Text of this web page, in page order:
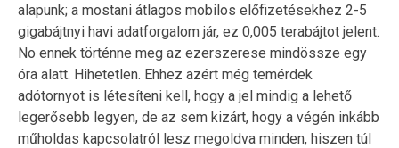
alapunk; a mostani átlagos mobilos előfizetésekhez 2-5
gigabájtnyi havi adatforgalom jár, ez 0,005 terabájtot jelent.
No ennek történne meg az ezerszerese mindössze egy
óra alatt. Hihetetlen. Ehhez azért még temérdek
adótornyot is létesíteni kell, hogy a jel mindig a lehető
legerősebb legyen, de az sem kizárt, hogy a végén inkább
műholdas kapcsolatról lesz megoldva minden, hiszen túl